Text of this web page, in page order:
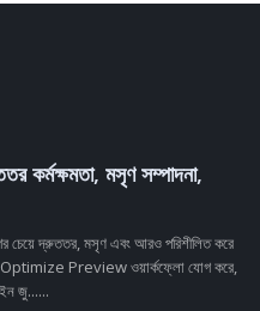
মসৃণ সম্পাদনা,
দ্রুততর, মসৃণ এবং আরও পরিশীলিত করে
Optimize Preview ওয়ার্কফ্লো যোগ করে,
জু......